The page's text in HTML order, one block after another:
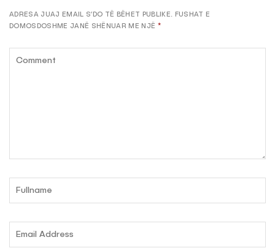
ADRESA JUAJ EMAIL S’DO TË BËHET PUBLIKE. FUSHAT E
DOMOSDOSHME JANË SHËNUAR ME NJË *